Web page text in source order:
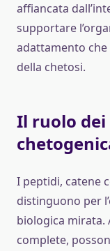
affiancata
supportare
adattamento che
della chetosi.
Il ruolo
I peptidi, catene
distinguono per
biologica mirata.
complete,